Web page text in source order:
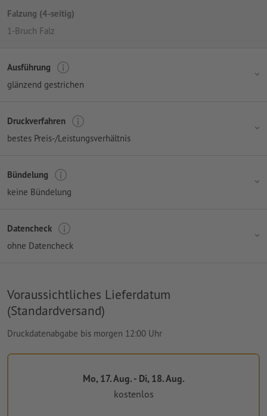
Falzung (4-seitig)
1-Bruch Falz
Ausführung
glänzend gestrichen
Druckverfahren
bestes Preis-/Leistungsverhältnis
Bündelung
keine Bündelung
Datencheck
ohne Datencheck
Voraussichtliches Lieferdatum
(Standardversand)
Druckdatenabgabe bis morgen 12:00 Uhr
Mo, 17. Aug. - Di, 18. Aug.
kostenlos